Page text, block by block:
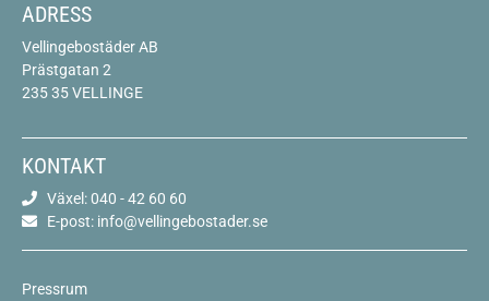
ADRESS
Vellingebostäder AB
Prästgatan 2
235 35 VELLINGE
KONTAKT
Växel: 040 - 42 60 60
E-post: info@vellingebostader.se
Pressrum